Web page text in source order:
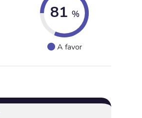
81 %
A favor